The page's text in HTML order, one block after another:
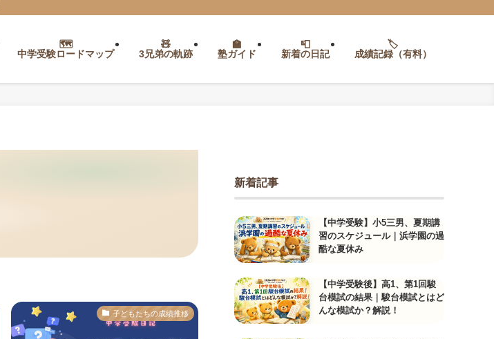
中学受験ロードマップ 3兄弟の軌跡 塾ガイド 新着の日記 成績記録（有料）
子どもたちの成績推移
新着記事
【中学受験】小5三男、夏期講
習のスケジュール｜浜学園の過
酷な夏休み
【中学受験後】高1、第1回駿
台模試の結果｜駿台模試とはど
んな模試か？解説！